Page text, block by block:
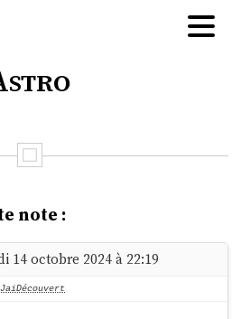
note :
octobre 2024 à 22:19